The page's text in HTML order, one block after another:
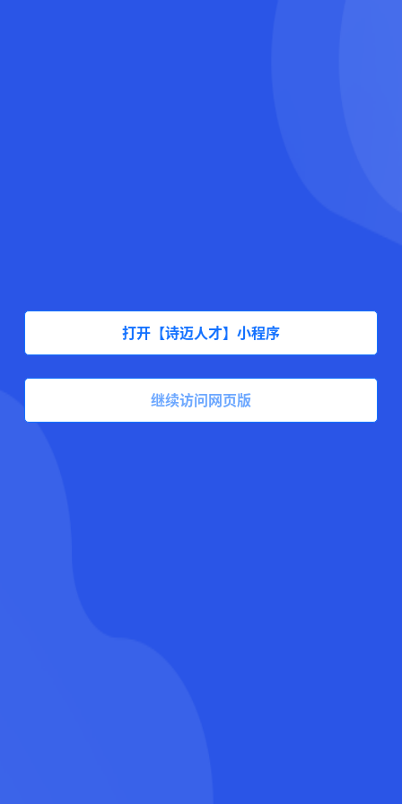
打开【诗迈人才】小程序
继续访问网页版